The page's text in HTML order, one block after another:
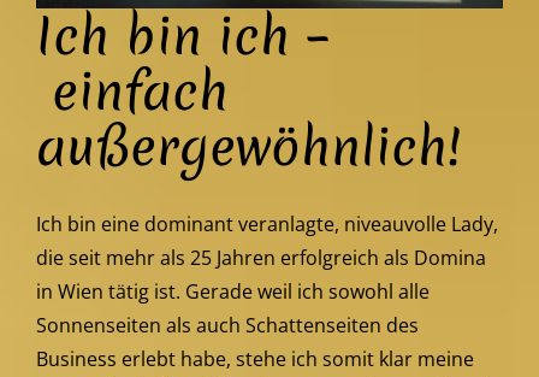
Ich bin ich –
einfach
außergewöhnlich!
Ich bin eine dominant veranlagte, niveauvolle Lady,
die seit mehr als 25 Jahren erfolgreich als Domina
in Wien tätig ist. Gerade weil ich sowohl alle
Sonnenseiten als auch Schattenseiten des
Business erlebt habe, stehe ich somit klar meine